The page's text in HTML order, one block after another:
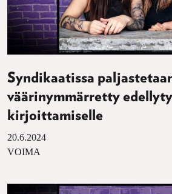
Syndikaatissa
väärinymmärretty
kirjoittamiselle
20.6.2024
VOIMA